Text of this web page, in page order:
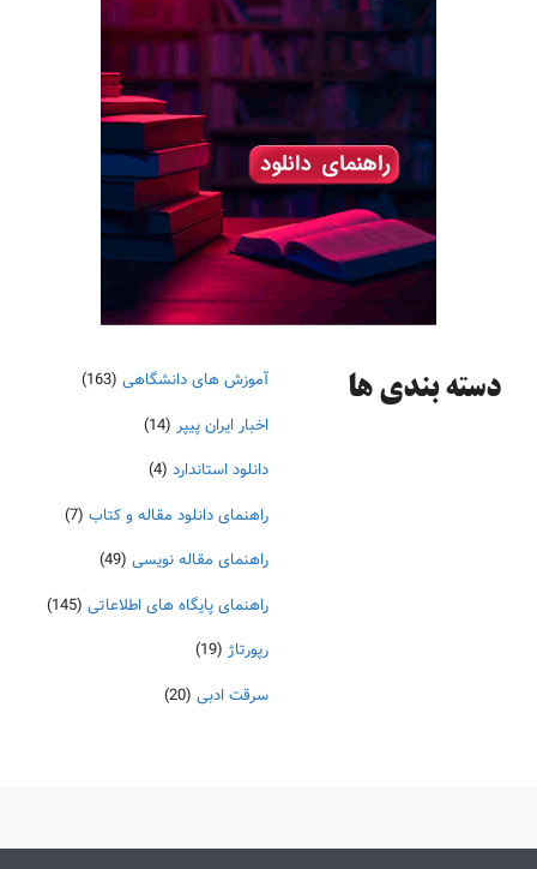
دسته‌ بندی ها آموزش های دانشگاهی (163)
اخبار ایران پیپر (14)
دانلود استاندارد (4)
راهنمای دانلود مقاله و کتاب (7)
راهنمای مقاله نویسی (49)
راهنمای پایگاه های اطلاعاتی (145)
رپورتاژ (19)
سرقت ادبی (20)